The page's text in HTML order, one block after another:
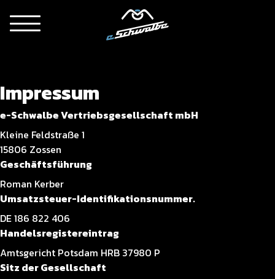
Impressum
e-Schwalbe Vertriebsgesellschaft mbH
Kleine Feldstraße 1
15806 Zossen
Geschäftsführung
Roman Kerber
Umsatzsteuer-Identifikationsnummer.
DE 186 822 406
Handelsregistereintrag
Amtsgericht Potsdam HRB 37980 P
Sitz der Gesellschaft